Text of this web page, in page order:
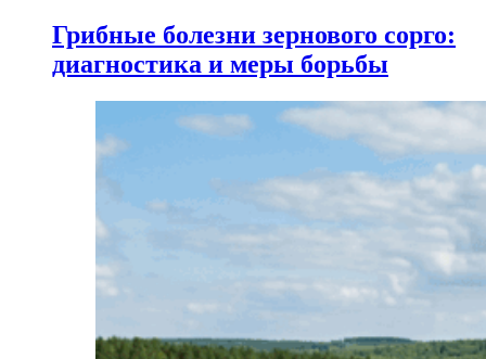
Грибные болезни зернового сорго:
диагностика и меры борьбы